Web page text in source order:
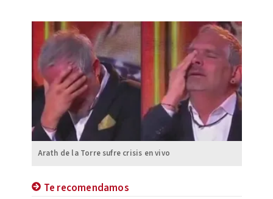
Arath de la Torre sufre crisis en vivo
Te recomendamos